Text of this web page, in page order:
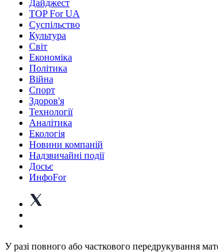
Дайджест
TOP For UA
Суспiльство
Культура
Світ
Економіка
Політика
Війна
Спорт
Здоров'я
Технології
Аналітика
Екологія
Новини компаній
Надзвичайні події
Досьє
ИнфоFor
У разі повного або часткового передрукування